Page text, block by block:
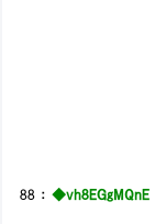
88 ：◆vh8EGgMQnE